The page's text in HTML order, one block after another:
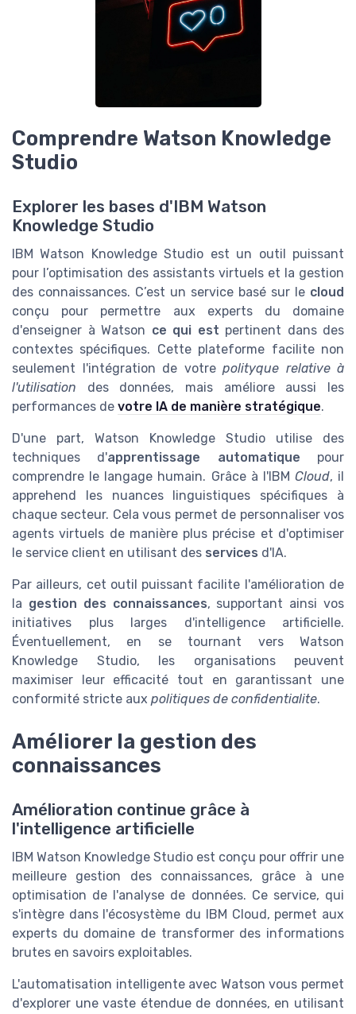
Comprendre Watson Knowledge
Studio
Explorer les bases d'IBM Watson
Knowledge Studio
IBM Watson Knowledge Studio est un outil puissant
pour l’optimisation des assistants virtuels et la gestion
des connaissances. C’est un service basé sur le cloud
conçu pour permettre aux experts du domaine
d'enseigner à Watson ce qui est pertinent dans des
contextes spécifiques. Cette plateforme facilite non
seulement l'intégration de votre polityque relative à
l'utilisation des données, mais améliore aussi les
performances de votre IA de manière stratégique.
D'une part, Watson Knowledge Studio utilise des
techniques d'apprentissage automatique pour
comprendre le langage humain. Grâce à l'IBM Cloud, il
apprehend les nuances linguistiques spécifiques à
chaque secteur. Cela vous permet de personnaliser vos
agents virtuels de manière plus précise et d'optimiser
le service client en utilisant des services d'IA.
Par ailleurs, cet outil puissant facilite l'amélioration de
la gestion des connaissances, supportant ainsi vos
initiatives plus larges d'intelligence artificielle.
Éventuellement, en se tournant vers Watson
Knowledge Studio, les organisations peuvent
maximiser leur efficacité tout en garantissant une
conformité stricte aux politiques de confidentialite.
Améliorer la gestion des
connaissances
Amélioration continue grâce à
l'intelligence artificielle
IBM Watson Knowledge Studio est conçu pour offrir une
meilleure gestion des connaissances, grâce à une
optimisation de l'analyse de données. Ce service, qui
s'intègre dans l'écosystème du IBM Cloud, permet aux
experts du domaine de transformer des informations
brutes en savoirs exploitables.
L'automatisation intelligente avec Watson vous permet
d'explorer une vaste étendue de données, en utilisant